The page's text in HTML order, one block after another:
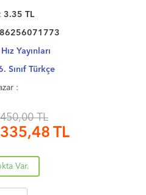
3.35 TL
Hız Yayınları
Sınıf Türkçe
:
450,00 TL
335,48 TL
Var.